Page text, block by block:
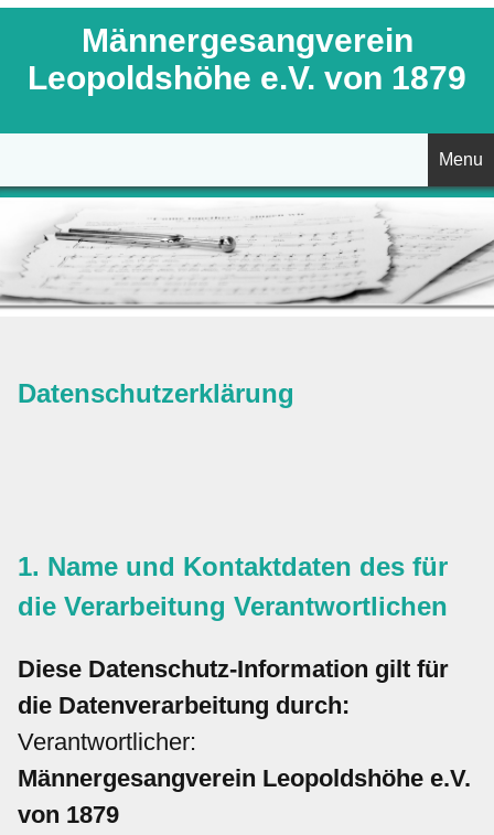
Männergesangverein
Leopoldshöhe e.V. von 1879
Menu
Startseite
Aktuelles
Vorstand
Videos
Impressum
Datenschutzerklärung
1. Name und Kontaktdaten des für
die Verarbeitung Verantwortlichen
Diese Datenschutz-Information gilt für
die Datenverarbeitung durch:
Verantwortlicher:
Männergesangverein Leopoldshöhe e.V.
von 1879